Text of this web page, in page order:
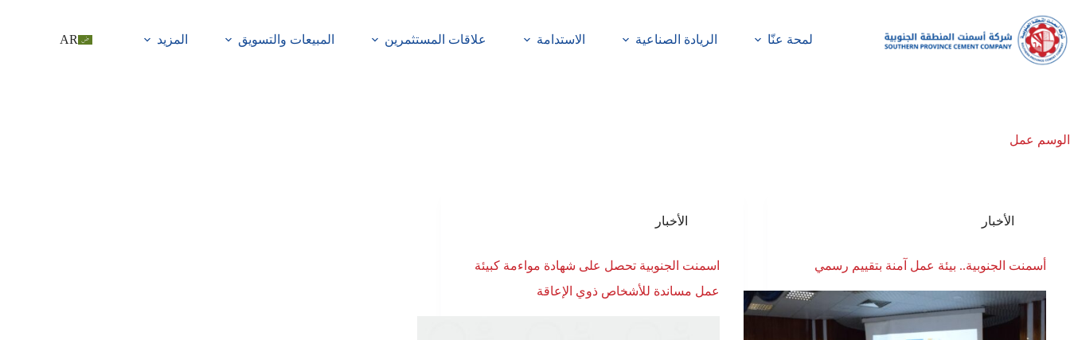
لمحة عنّا الريادة الصناعية الاستدامة علاقات المستثمرين المبيعات والتسويق المزيد AR
الوسم عمل
الأخبار
أسمنت الجنوبية.. بيئة عمل آمنة بتقييم رسمي
الأخبار
اسمنت الجنوبية تحصل على شهادة مواءمة كبيئة
عمل مساندة للأشخاص ذوي الإعاقة